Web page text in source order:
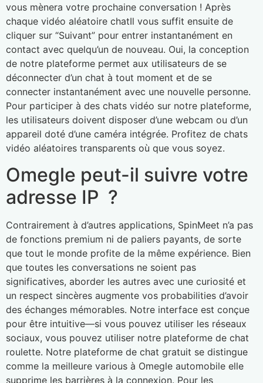
vous mènera votre prochaine conversation ! Après
chaque vidéo aléatoire chatIl vous suffit ensuite de
cliquer sur “Suivant” pour entrer instantanément en
contact avec quelqu’un de nouveau. Oui, la conception
de notre plateforme permet aux utilisateurs de se
déconnecter d’un chat à tout moment et de se
connecter instantanément avec une nouvelle personne.
Pour participer à des chats vidéo sur notre plateforme,
les utilisateurs doivent disposer d’une webcam ou d’un
appareil doté d’une caméra intégrée. Profitez de chats
vidéo aléatoires transparents où que vous soyez.
Omegle peut-il suivre votre
adresse IP ?
Contrairement à d’autres applications, SpinMeet n’a pas
de fonctions premium ni de paliers payants, de sorte
que tout le monde profite de la même expérience. Bien
que toutes les conversations ne soient pas
significatives, aborder les autres avec une curiosité et
un respect sincères augmente vos probabilities d’avoir
des échanges mémorables. Notre interface est conçue
pour être intuitive—si vous pouvez utiliser les réseaux
sociaux, vous pouvez utiliser notre plateforme de chat
roulette. Notre plateforme de chat gratuit se distingue
comme la meilleure various à Omegle automobile elle
supprime les barrières à la connexion. Pour les